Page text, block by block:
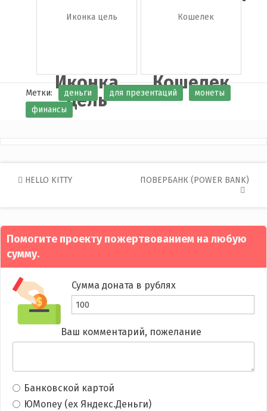
Иконка
цель
Кошелек
Метки: деньги для презентаций
монеты
финансы
Post
HELLO KITTY ПОВЕРБАНК (POWER BANK)
Помогите проекту пожертвованием на любую
сумму.
Сумма доната в рублях
Ваш комментарий, пожелание
Банковской картой
ЮMoney (ex Яндекс.Деньги)